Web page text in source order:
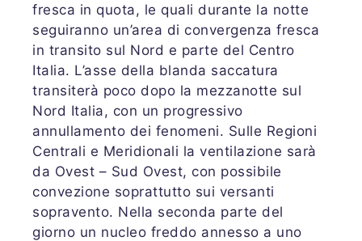
fresca in quota, le quali durante la notte
seguiranno un’area di convergenza fresca
in transito sul Nord e parte del Centro
Italia. L’asse della blanda saccatura
transiterà poco dopo la mezzanotte sul
Nord Italia, con un progressivo
annullamento dei fenomeni. Sulle Regioni
Centrali e Meridionali la ventilazione sarà
da Ovest – Sud Ovest, con possibile
convezione soprattutto sui versanti
sopravento. Nella seconda parte del
giorno un nucleo freddo annesso a uno